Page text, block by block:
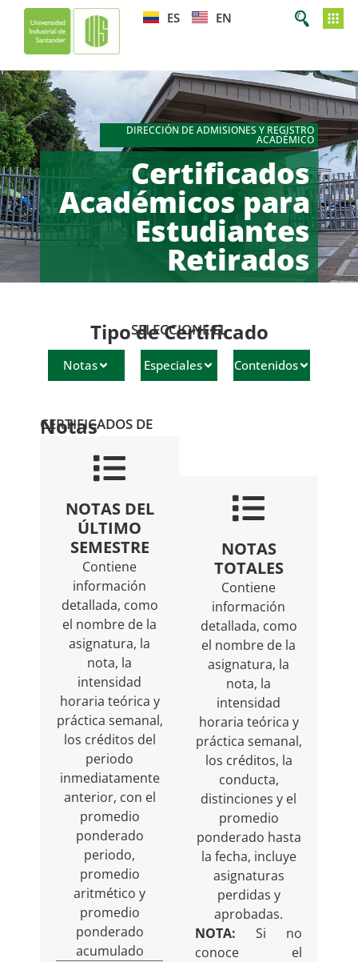
ES EN
DIRECCIÓN DE ADMISIONES Y REGISTRO
ACADÉMICO
Certificados
Académicos para
Estudiantes
Retirados
SELECCIONE EL
Tipo de Certificado
Notas Especiales Contenidos
CERTIFICADOS DE
Notas
NOTAS DEL
ÚLTIMO
SEMESTRE
Contiene
información
detallada, como
el nombre de la
asignatura, la
nota, la
intensidad
horaria teórica y
práctica semanal,
los créditos del
periodo
inmediatamente
anterior, con el
promedio
ponderado
periodo,
promedio
aritmético y
promedio
ponderado
acumulado
NOTAS
TOTALES
Contiene
información
detallada, como
el nombre de la
asignatura, la
nota, la
intensidad
horaria teórica y
práctica semanal,
los créditos, la
conducta,
distinciones y el
promedio
ponderado hasta
la fecha, incluye
asignaturas
perdidas y
aprobadas.
NOTA: Si no
conoce el